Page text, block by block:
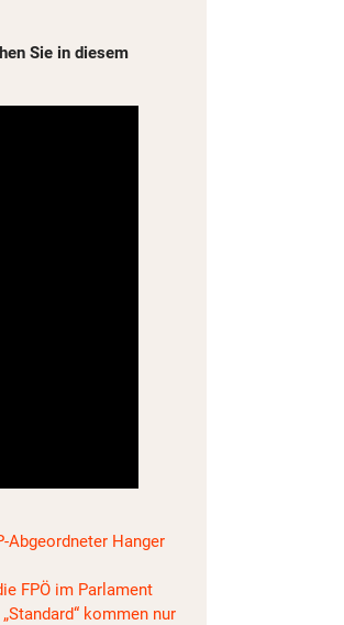
Sie in diesem
Abgeordneter Hanger
FPÖ im Parlament
kommen nur